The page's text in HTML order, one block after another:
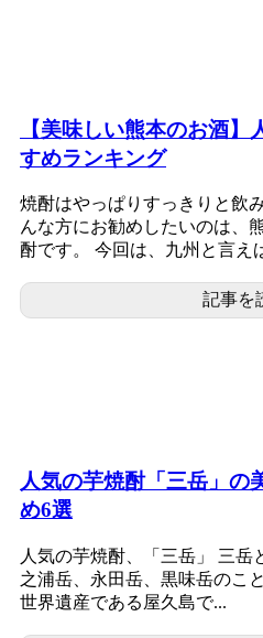
【美味しい熊本のお酒
すめランキング
焼酎はやっぱりすっきりと飲
んな方にお勧めしたいのは、
酎です。 今回は、九州と言え
記事を
人気の芋焼酎「三岳」の
め6選
人気の芋焼酎、「三岳」 三岳
之浦岳、永田岳、黒味岳のこ
世界遺産である屋久島で...